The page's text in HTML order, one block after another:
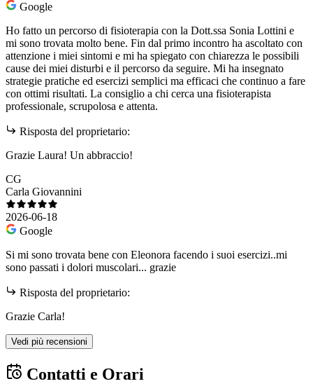
Google
Ho fatto un percorso di fisioterapia con la Dott.ssa Sonia Lottini e
mi sono trovata molto bene. Fin dal primo incontro ha ascoltato con
attenzione i miei sintomi e mi ha spiegato con chiarezza le possibili
cause dei miei disturbi e il percorso da seguire. Mi ha insegnato
strategie pratiche ed esercizi semplici ma efficaci che continuo a fare
con ottimi risultati. La consiglio a chi cerca una fisioterapista
professionale, scrupolosa e attenta.
Risposta del proprietario:
Grazie Laura! Un abbraccio!
CG
Carla Giovannini
2026-06-18
Google
Si mi sono trovata bene con Eleonora facendo i suoi esercizi..mi
sono passati i dolori muscolari... grazie
Risposta del proprietario:
Grazie Carla!
Vedi più recensioni
Contatti e Orari